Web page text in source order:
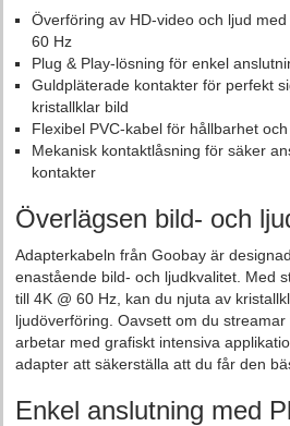
Överföring av HD-video och ljud
60 Hz
Plug & Play-lösning för enkel
Guldpläterade kontakter för perfekt
kristallklar bild
Flexibel PVC-kabel för hållbarhet
Mekanisk kontaktlåsning för säker
kontakter
Överlägsen bild- och
Adapterkabeln från Goobay är
enastående bild- och ljudkvalitet. Med
till 4K @ 60 Hz, kan du njuta av
ljudöverföring. Oavsett om du
arbetar med grafiskt intensiva
adapter att säkerställa att du får den
Enkel anslutning med